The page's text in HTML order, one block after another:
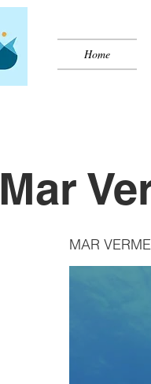
Home
Mar
MAR